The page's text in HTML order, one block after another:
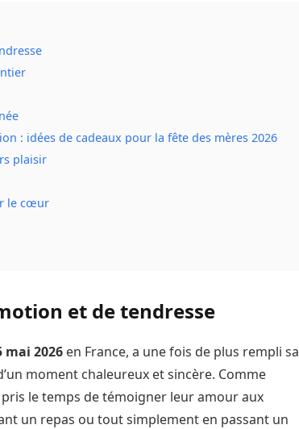
: idées de cadeaux pour la fête des mères 2026
plaisir
le cœur
et de tendresse
mai 2026 en France, a une fois de plus rempli sa
moment chaleureux et sincère. Comme
le temps de témoigner leur amour aux
un repas ou tout simplement en passant un